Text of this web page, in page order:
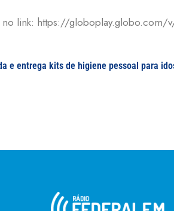
no link: https://globoplay.globo.com/